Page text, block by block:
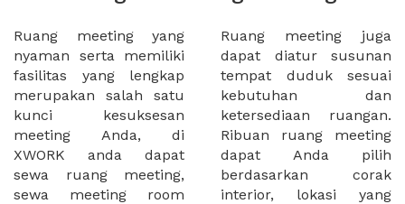
Ruang meeting yang
nyaman serta memiliki
fasilitas yang lengkap
merupakan salah satu
kunci kesuksesan
meeting Anda, di
XWORK anda dapat
sewa ruang meeting,
sewa meeting room
Ruang meeting juga
dapat diatur susunan
tempat duduk sesuai
kebutuhan dan
ketersediaan ruangan.
Ribuan ruang meeting
dapat Anda pilih
berdasarkan corak
interior, lokasi yang